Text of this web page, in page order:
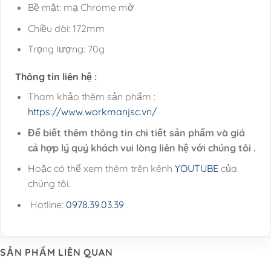
Bề mặt: mạ Chrome mờ
Chiều dài: 172mm
Trọng lượng: 70g
Thông tin liên hệ :
Tham khảo thêm sản phẩm :
https://www.workmanjsc.vn/
Để biết thêm thông tin chi tiết sản phẩm và giá
cả hợp lý quý khách vui lòng liên hệ với chúng tôi .
Hoặc có thể xem thêm trên kênh YOUTUBEcủa
chúng tôi.
Hotline: 0978.39.03.39
SẢN PHẨM LIÊN QUAN